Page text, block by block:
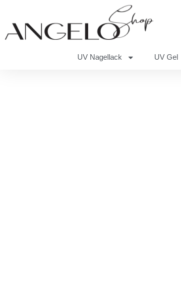
UV Nagellack UV Gel